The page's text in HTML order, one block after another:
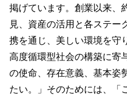
掲げています。創業以来、
見、資産の活用と各ステー
携を通じ、美しい環境を守
高度循環型社会の構築に寄
の使命、存在意義、基本姿
たい。」そのためには、「